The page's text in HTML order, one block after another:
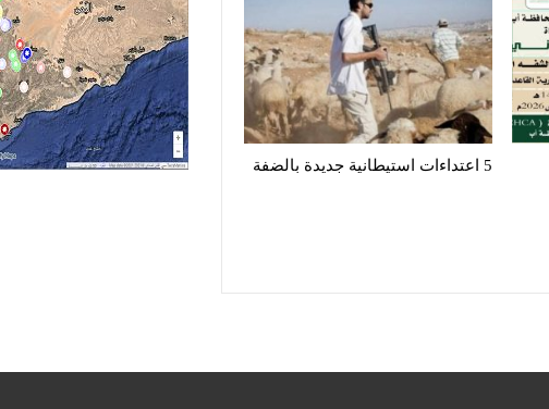
5 اعتداءات استيطانية جديدة بالضفة